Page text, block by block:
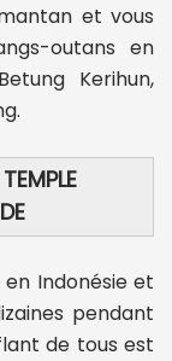
et vous
outans en
Kerihun,
Indonésie et
pendant
de tous est